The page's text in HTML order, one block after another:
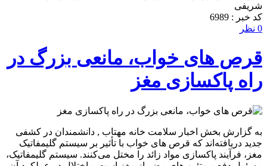
شریفی
کد خبر : 6989
0 نظر
قرص‌ های خواب، مانعی بزرگ در
راه پاکسازی مغز
به گزارش بخش اخبار سلامت خانه مهتاب , دانشمندان در کشفی
جدید دریافته‌اند که قرص‌ های خواب با تأثیر بر سیستم گلیمفاتیک
مغز، فرآیند پاکسازی مواد زائد را مختل می‌کنند. سیستم گلیمفاتیک،